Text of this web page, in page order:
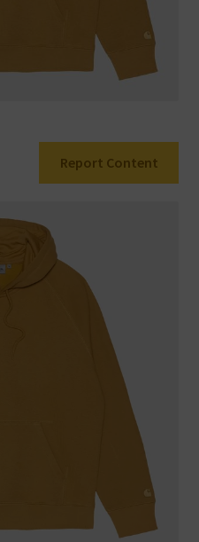
Report Content